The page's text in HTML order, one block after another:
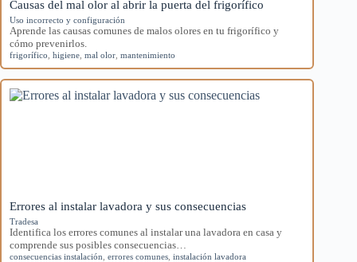
Causas del mal olor al abrir la puerta del frigorífico
Uso incorrecto y configuración
Aprende las causas comunes de malos olores en tu frigorífico y
cómo prevenirlos.
frigorífico higiene mal olor mantenimiento
Errores al instalar lavadora y sus consecuencias
Tradesa
Identifica los errores comunes al instalar una lavadora en casa y
comprende sus posibles consecuencias…
consecuencias instalación errores comunes instalación lavadora